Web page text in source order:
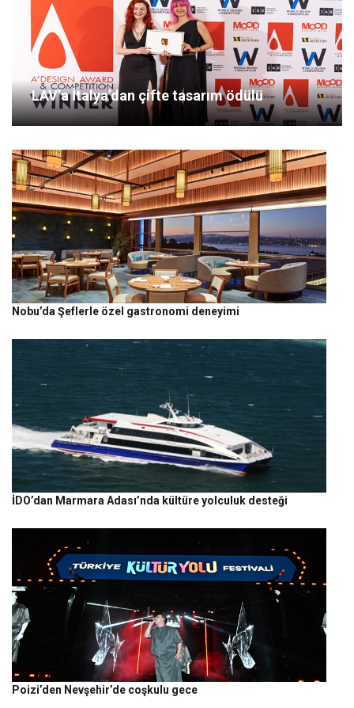
LAV’a İtalya’dan çifte tasarım ödülü
Nobu’da Şeflerle özel gastronomi deneyimi
İDO’dan Marmara Adası’nda kültüre yolculuk desteği
Poizi’den Nevşehir’de coşkulu gece